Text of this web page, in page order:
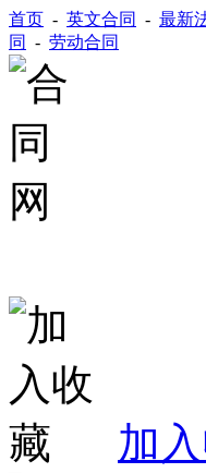
首页 - 英文合同 - 最新
同
- 劳动合同
加